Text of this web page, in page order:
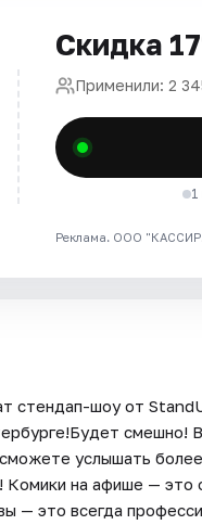
Скидка
Применили: 2
Реклама. ООО
стендап-шоу от
смешно!
услышать
на афише — это
— это всегда